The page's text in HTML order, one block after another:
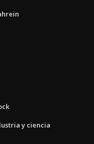
y ciencia